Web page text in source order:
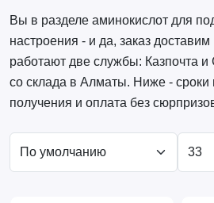
Вы в разделе аминокислот для
настроения - и да, заказ
работают две службы: Казпочта
со склада в Алматы. Ниже - сроки
получения и оплата без